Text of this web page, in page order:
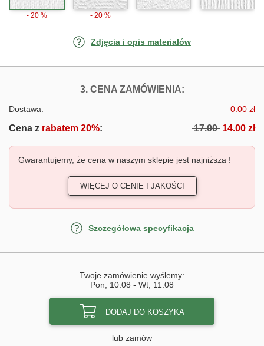
- 20 % - 20 %
Zdjęcia i opis materiałów
3. CENA ZAMÓWIENIA:FOTOTAPETY
Dostawa: 0.00 zł
Cena z rabatem 20%: 17.00 14.00 zł
Gwarantujemy, że cena w naszym sklepie jest najniższa !
WIĘCEJ O CENIE I JAKOŚCI
Szczegółowa specyfikacja
Twoje zamówienie wyślemy:
Pon, 10.08 - Wt, 11.08
DODAJ DO KOSZYKA
lub zamów